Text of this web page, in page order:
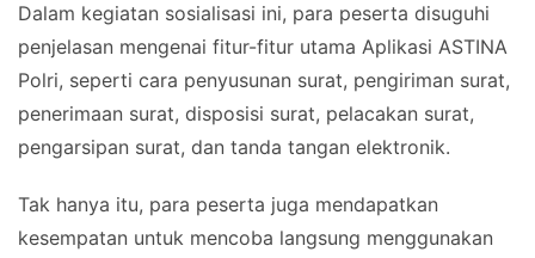
Dalam kegiatan sosialisasi ini, para peserta disuguhi
penjelasan mengenai fitur-fitur utama Aplikasi ASTINA
Polri, seperti cara penyusunan surat, pengiriman surat,
penerimaan surat, disposisi surat, pelacakan surat,
pengarsipan surat, dan tanda tangan elektronik.
Tak hanya itu, para peserta juga mendapatkan
kesempatan untuk mencoba langsung menggunakan